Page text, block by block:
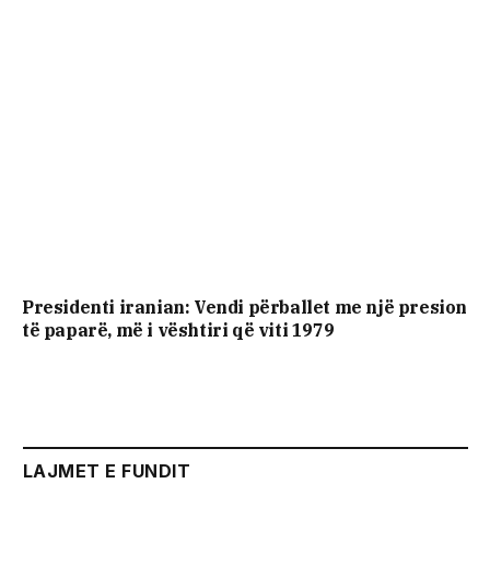
Presidenti iranian: Vendi përballet me një presion
të paparë, më i vështiri që viti 1979
LAJMET E FUNDIT